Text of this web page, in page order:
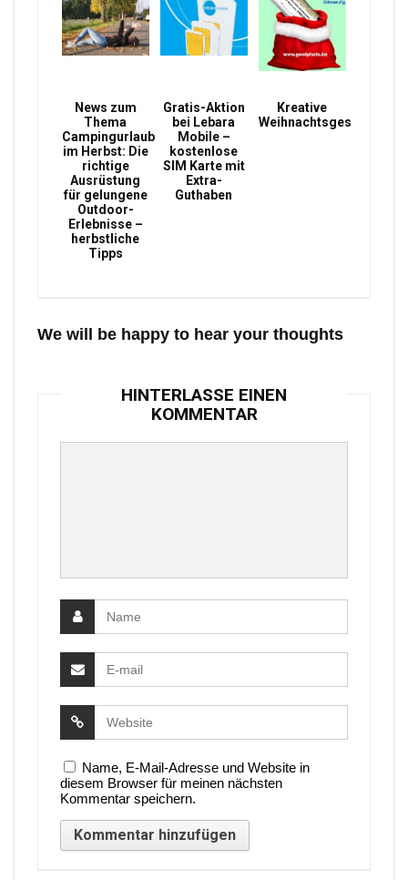
News zum
Thema
Campingurlaub
im Herbst: Die
richtige
Ausrüstung
für gelungene
Outdoor-
Erlebnisse –
herbstliche
Tipps
Gratis-Aktion
bei Lebara
Mobile –
kostenlose
SIM Karte mit
Extra-
Guthaben
Kreative
Weihnachtsgeschenke
We will be happy to hear your thoughts
HINTERLASSE EINEN
KOMMENTAR
Name, E-Mail-Adresse und Website in
diesem Browser für meinen nächsten
Kommentar speichern.